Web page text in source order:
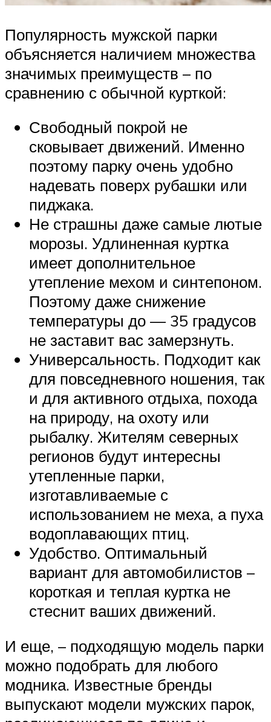
Популярность мужской парки
объясняется наличием множества
значимых преимуществ – по
сравнению с обычной курткой:
Свободный покрой не
сковывает движений. Именно
поэтому парку очень удобно
надевать поверх рубашки или
пиджака.
Не страшны даже самые лютые
морозы. Удлиненная куртка
имеет дополнительное
утепление мехом и синтепоном.
Поэтому даже снижение
температуры до — 35 градусов
не заставит вас замерзнуть.
Универсальность. Подходит как
для повседневного ношения, так
и для активного отдыха, похода
на природу, на охоту или
рыбалку. Жителям северных
регионов будут интересны
утепленные парки,
изготавливаемые с
использованием не меха, а пуха
водоплавающих птиц.
Удобство. Оптимальный
вариант для автомобилистов –
короткая и теплая куртка не
стеснит ваших движений.
И еще, – подходящую модель парки
можно подобрать для любого
модника. Известные бренды
выпускают модели мужских парок,